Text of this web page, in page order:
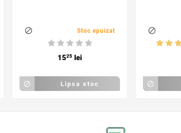
 Stoc epuizat
1525 lei
 Lipsa stoc

